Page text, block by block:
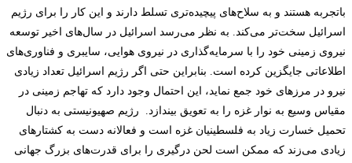
باتجربه هستند و به سلاح‌های پیچیده‌تری تسلط دارند و این کار را برای رژیم
اسرائیل سخت­‌تر می­‌کند. به نظر می‌رسد اسرائیل در سال‌های اخیر توسعه
نیروی زمینی خود را با سرمایه‌گذاری در نیروی هوایی، سایبری و فناوری­‌های
اطلاعاتی جایگزین کرده است. بنابراین حتی اگر رژیم اسرائیل تعداد زیادی
نیرو در مرزهای خود جمع نماید، این احتمال وجود دارد که تهاجم زمینی در
مقیاس وسیع به نوار غزه را به تعویق بیندازد. رژیم صهیونیستی به دنبال
تحمیل خسارت زیاد به فلسطینیان غزه است و فعالانه دست به کشتارهای
زیادی می­‌زند که ممکن است لحن درگیری را برای قدرت‌های بزرگ جهانی